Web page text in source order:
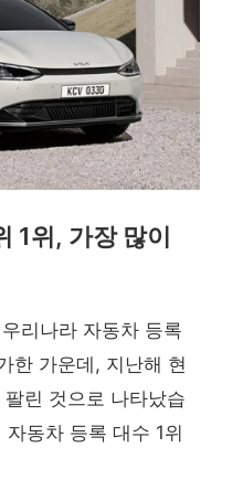
1위, 가장 많이
리나라 자동차 등록
한 가운데, 지난해 현
린 것으로 나타났습
동차 등록 대수 1위